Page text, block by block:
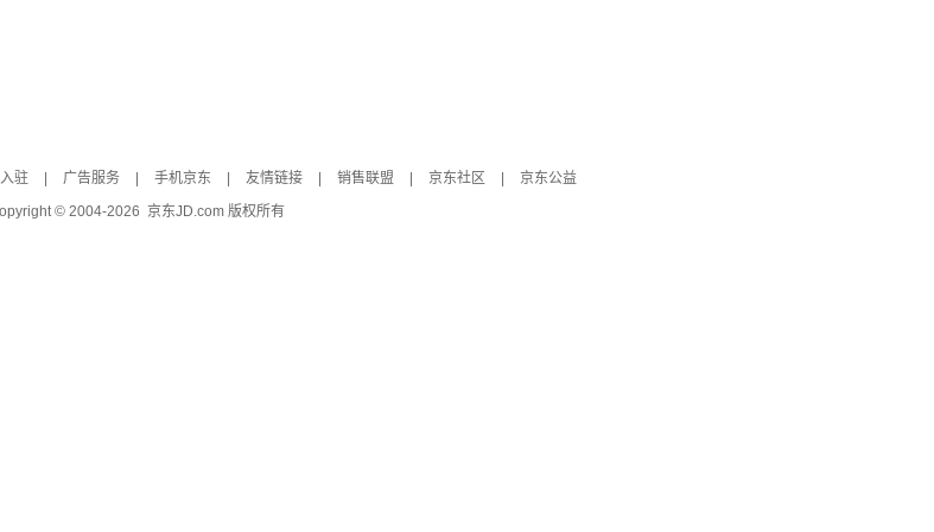
驻 广告服务 手机京东 友情链接 销售联盟 京东社区
京东公益
© 2004-2026 京东JD.com 版权所有